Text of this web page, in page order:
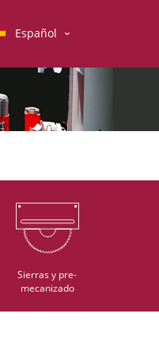
Español
Sierras y pre-
mecanizado